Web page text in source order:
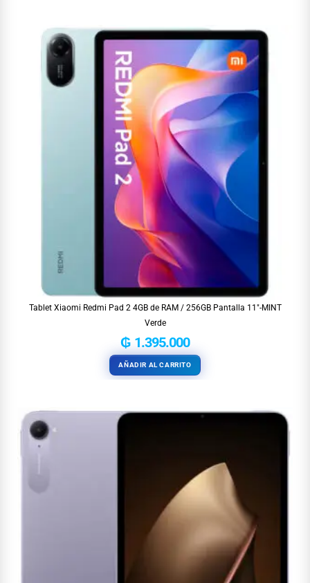
Tablet Xiaomi Redmi Pad 2 4GB de RAM / 256GB Pantalla 11″-MINT
Verde
₲ 1.395.000
AÑADIR AL CARRITO